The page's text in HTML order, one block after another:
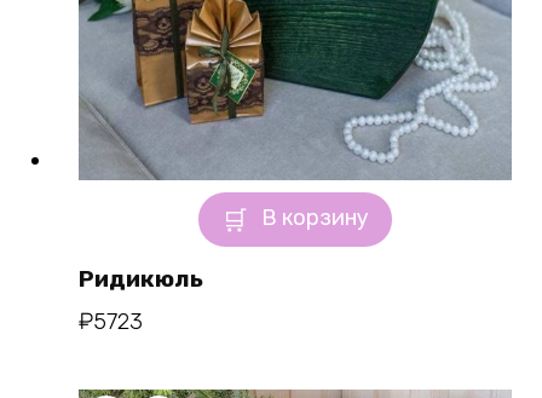
В корзину
Ридикюль
₽5723